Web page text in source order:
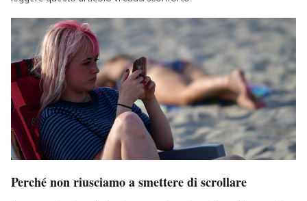
Perché non riusciamo a smettere di scrollare